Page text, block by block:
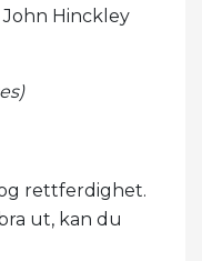
John Hinckley
rettferdighet.
ut, kan du